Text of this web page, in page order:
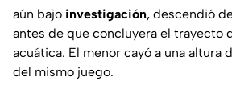
aún bajo investigación, descendió
antes de que concluyera el trayecto
acuática. El menor cayó a una altura
del mismo juego.